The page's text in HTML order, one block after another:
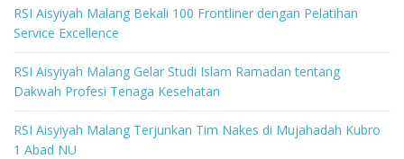
w
o
r
d
RSI Aisyiyah Malang Bekali 100 Frontliner dengan Pelatihan
Service Excellence
RSI Aisyiyah Malang Gelar Studi Islam Ramadan tentang
Dakwah Profesi Tenaga Kesehatan
RSI Aisyiyah Malang Terjunkan Tim Nakes di Mujahadah Kubro
1 Abad NU